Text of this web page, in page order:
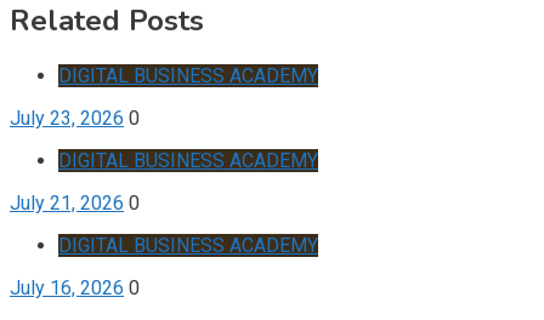
Related Posts
DIGITAL BUSINESS ACADEMY
July 23, 2026 0
DIGITAL BUSINESS ACADEMY
July 21, 2026 0
DIGITAL BUSINESS ACADEMY
July 16, 2026 0